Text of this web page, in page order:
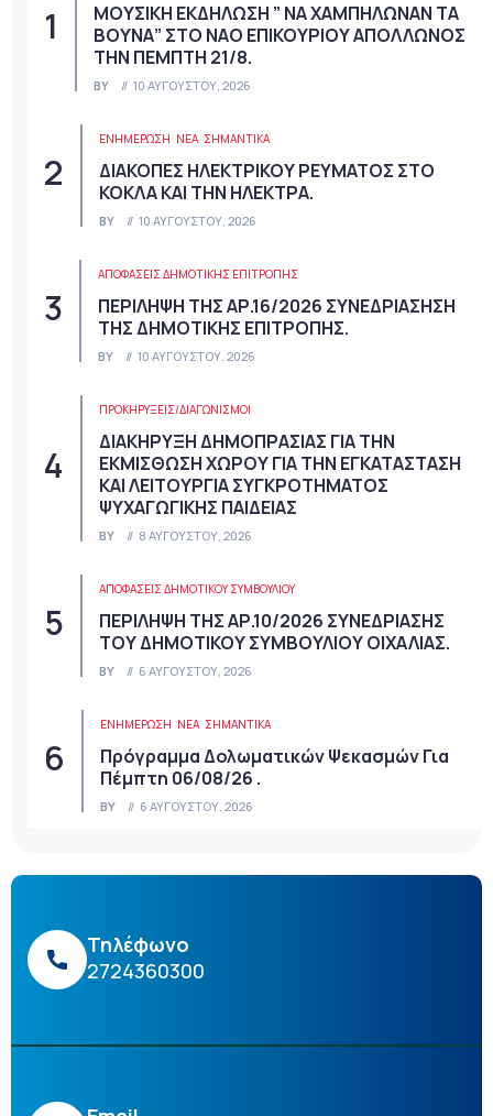
ΜΟΥΣΙΚΗ ΕΚΔΗΛΩΣΗ ” ΝΑ ΧΑΜΠΗΛΩΝΑΝ ΤΑ
ΒΟΥΝΑ” ΣΤΟ ΝΑΟ ΕΠΙΚΟΥΡΙΟΥ ΑΠΟΛΛΩΝΟΣ
ΤΗΝ ΠΕΜΠΤΗ 21/8.
BY 10 ΑΥΓΟΎΣΤΟΥ, 2026
ΕΝΗΜΕΡΩΣΗ ΝΈΑ ΣΗΜΑΝΤΙΚΆ
ΔΙΑΚΟΠΕΣ ΗΛΕΚΤΡΙΚΟΥ ΡΕΥΜΑΤΟΣ ΣΤΟ
ΚΟΚΛΑ ΚΑΙ ΤΗΝ ΗΛΕΚΤΡΑ.
BY 10 ΑΥΓΟΎΣΤΟΥ, 2026
ΑΠΟΦΆΣΕΙΣ ΔΗΜΟΤΙΚΉΣ ΕΠΙΤΡΟΠΉΣ
ΠΕΡΙΛΗΨΗ ΤΗΣ ΑΡ.16/2026 ΣΥΝΕΔΡΙΑΣΗΣΗ
ΤΗΣ ΔΗΜΟΤΙΚΗΣ ΕΠΙΤΡΟΠΗΣ.
BY 10 ΑΥΓΟΎΣΤΟΥ, 2026
ΠΡΟΚΗΡΎΞΕΙΣ/ΔΙΑΓΩΝΙΣΜΟΊ
ΔΙΑΚΗΡΥΞΗ ΔΗΜΟΠΡΑΣΙΑΣ ΓΙΑ ΤΗΝ
ΕΚΜΙΣΘΩΣΗ ΧΩΡΟΥ ΓΙΑ ΤΗΝ ΕΓΚΑΤΑΣΤΑΣΗ
ΚΑΙ ΛΕΙΤΟΥΡΓΙΑ ΣΥΓΚΡΟΤΗΜΑΤΟΣ
ΨΥΧΑΓΩΓΙΚΗΣ ΠΑΙΔΕΙΑΣ
BY 8 ΑΥΓΟΎΣΤΟΥ, 2026
ΑΠΟΦΆΣΕΙΣ ΔΗΜΟΤΙΚΟΎ ΣΥΜΒΟΥΛΊΟΥ
ΠΕΡΙΛΗΨΗ ΤΗΣ ΑΡ.10/2026 ΣΥΝΕΔΡΙΑΣΗΣ
ΤΟΥ ΔΗΜΟΤΙΚΟΥ ΣΥΜΒΟΥΛΙΟΥ ΟΙΧΑΛΙΑΣ.
BY 6 ΑΥΓΟΎΣΤΟΥ, 2026
ΕΝΗΜΕΡΩΣΗ ΝΈΑ ΣΗΜΑΝΤΙΚΆ
Πρόγραμμα Δολωματικών Ψεκασμών Για
Πέμπτη 06/08/26 .
BY 6 ΑΥΓΟΎΣΤΟΥ, 2026
Τηλέφωνο
2724360300